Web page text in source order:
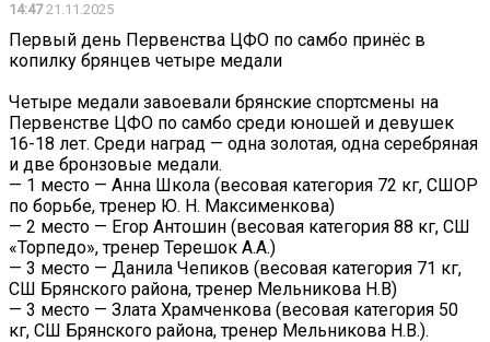
14:4721.11.2025
Первый день Первенства ЦФО по самбо принёс в
копилку брянцев четыре медали
Четыре медали завоевали брянские спортсмены на
Первенстве ЦФО по самбо среди юношей и девушек
16-18 лет. Среди наград — одна золотая, одна серебряная
и две бронзовые медали.
— 1 место — Анна Школа (весовая категория 72 кг, СШОР
по борьбе, тренер Ю. Н. Максименкова)
— 2 место — Егор Антошин (весовая категория 88 кг, СШ
«Торпедо», тренер Терешок А.А.)
— 3 место — Данила Чепиков (весовая категория 71 кг,
СШ Брянского района, тренер Мельникова Н.В)
— 3 место — Злата Храмченкова (весовая категория 50
кг, СШ Брянского района, тренер Мельникова Н.В.).